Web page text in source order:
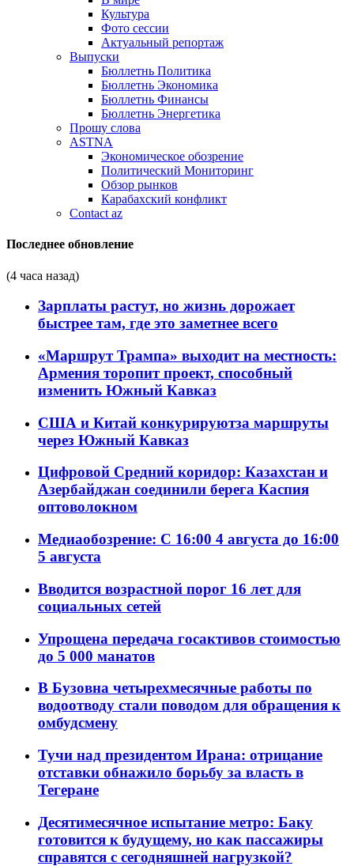
Культура
Фото сессии
Актуальный репортаж
Выпуски
Бюллетнь Политика
Бюллетнь Экономика
Бюллетнь Финансы
Бюллетнь Энергетика
Прошу слова
ASTNA
Экономическое обозрение
Политический Мониторинг
Обзор рынков
Карабахский конфликт
Contact az
Последнее обновление
(4 часа назад)
Зарплаты растут, но жизнь дорожает
быстрее там, где это заметнее всего
«Маршрут Трампа» выходит на местность:
Армения торопит проект, способный
изменить Южный Кавказ
США и Китай конкурируютза маршруты
через Южный Кавказ
Цифровой Средний коридор: Казахстан и
Азербайджан соединили берега Каспия
оптоволокном
Медиаобозрение: С 16:00 4 августа до 16:00
5 августа
Вводится возрастной порог 16 лет для
социальных сетей
Упрощена передача госактивов стоимостью
до 5 000 манатов
В Бузовна четырехмесячные работы по
водоотводу стали поводом для обращения к
омбудсмену
Тучи над президентом Ирана: отрицание
отставки обнажило борьбу за власть в
Тегеране
Десятимесячное испытание метро: Баку
готовится к будущему, но как пассажиры
справятся с сегодняшней нагрузкой?